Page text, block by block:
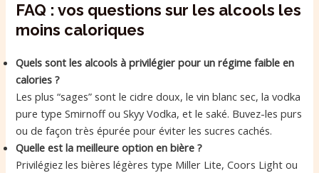
FAQ : vos questions sur les alcools les
moins caloriques
Quels sont les alcools à privilégier pour un régime faible en
calories ?
Les plus “sages” sont le cidre doux, le vin blanc sec, la vodka
pure type Smirnoff ou Skyy Vodka, et le saké. Buvez-les purs
ou de façon très épurée pour éviter les sucres cachés.
Quelle est la meilleure option en bière ?
Privilégiez les bières légères type Miller Lite, Coors Light ou